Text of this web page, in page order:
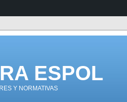
ESPOL
Y NORMATIVAS